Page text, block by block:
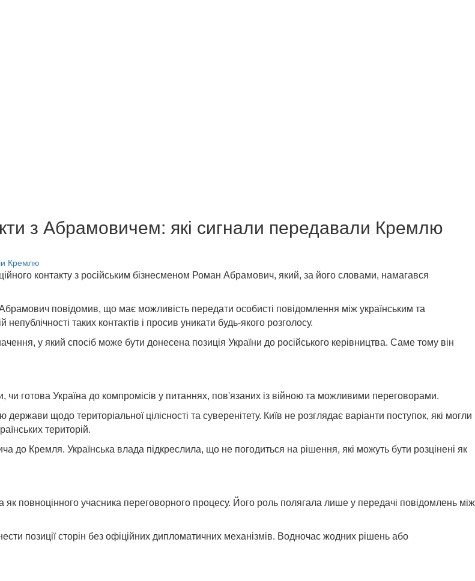
з Абрамовичем: які сигнали передавали Кремлю
контакту з російським бізнесменом Роман Абрамович, який, за його словами, намагався
повідомив, що має можливість передати особисті повідомлення між українським та
таких контактів і просив уникати будь-якого розголосу.
у який спосіб може бути донесена позиція України до російського керівництва. Саме тому він
готова Україна до компромісів у питаннях, пов'язаних із війною та можливими переговорами.
щодо територіальної цілісності та суверенітету. Київ не розглядає варіанти поступок, які могли
територій.
Кремля. Українська влада підкреслила, що не погодиться на рішення, які можуть бути розцінені як
повноцінного учасника переговорного процесу. Його роль полягала лише у передачі повідомлень між
позиції сторін без офіційних дипломатичних механізмів. Водночас жодних рішень або